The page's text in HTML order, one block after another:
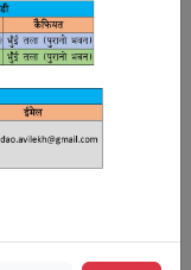
सम्पर्क व्यक्ति